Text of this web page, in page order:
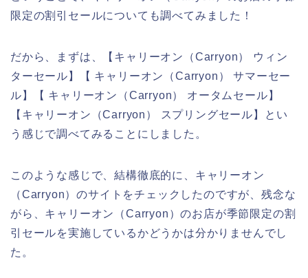
限定の割引セールについても調べてみました！
だから、まずは、【キャリーオン（Carryon） ウィン
ターセール】【 キャリーオン（Carryon） サマーセー
ル】【 キャリーオン（Carryon） オータムセール】
【キャリーオン（Carryon） スプリングセール】とい
う感じで調べてみることにしました。
このような感じで、結構徹底的に、キャリーオン
（Carryon）のサイトをチェックしたのですが、残念な
がら、キャリーオン（Carryon）のお店が季節限定の割
引セールを実施しているかどうかは分かりませんでし
た。